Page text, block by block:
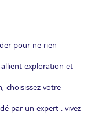
pour ne rien
exploration et
choisissez votre
par un expert : vivez